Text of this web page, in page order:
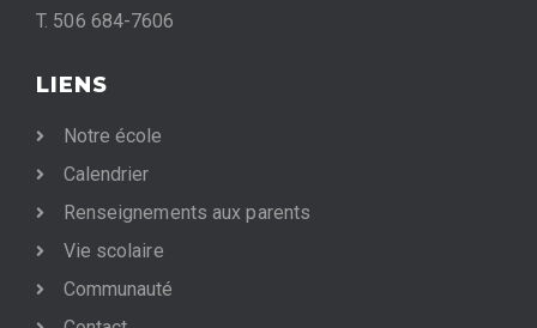
T. 506 684-7606
LIENS
Notre école
Calendrier
Renseignements aux parents
Vie scolaire
Communauté